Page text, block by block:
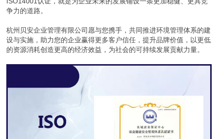
争力的道路。
杭州贝安企业管理有限公司愿与您携手，共同推进环境管理体系的建
设与实施，助力您的企业赢得更多客户信任，提升品牌价值，以更低
的资源消耗创造更高的经济效益，为社会的可持续发展贡献力量。